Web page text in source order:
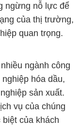
ngừng nỗ lực để
của thị trường,
quan trọng.
ngành công
hóa dầu,
sản xuất.
vụ của chúng
của khách